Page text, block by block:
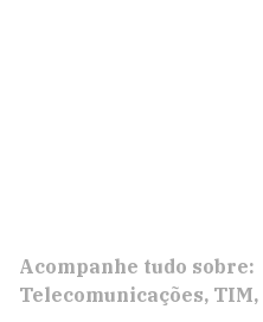
Acompanhe tudo sobre:
Telecomunicações TIM